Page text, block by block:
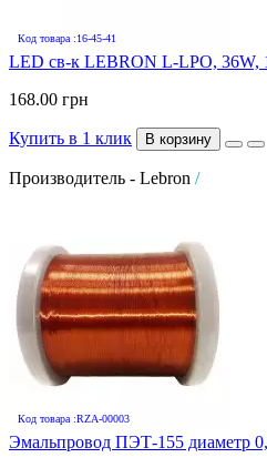
Код товара :16-45-41
LED св-к LEBRON L-LPO, 36W,
168.00 грн
Купить в 1 клик В корзину
Производитель - Lebron /
Код товара :RZA-00003
Эмальпровод ПЭТ-155 диаметр